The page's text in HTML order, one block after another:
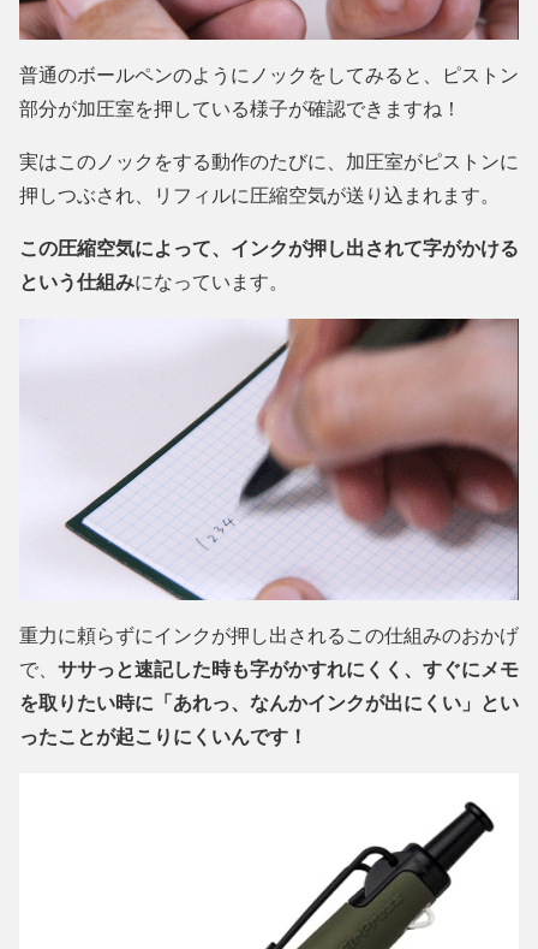
普通のボールペンのようにノックをしてみると、ピストン
部分が加圧室を押している様子が確認できますね！
実はこのノックをする動作のたびに、加圧室がピストンに
押しつぶされ、リフィルに圧縮空気が送り込まれます。
この圧縮空気によって、インクが押し出されて字がかける
という仕組みになっています。
重力に頼らずにインクが押し出されるこの仕組みのおかげ
で、 ササっと速記した時も字がかすれにくく、すぐにメモ
を取りたい時に「あれっ、なんかインクが出にくい」とい
ったことが起こりにくいんです！